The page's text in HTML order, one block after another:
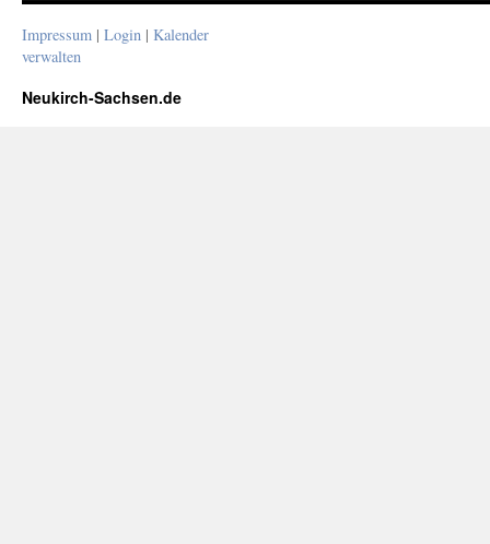
Impressum | Login | Kalender
verwalten
Neukirch-Sachsen.de